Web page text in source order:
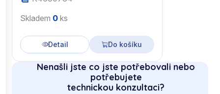
Skladem 0 ks
Detail Do košíku
Nenašli jste co jste potřebovali nebo
potřebujete
technickou konzultaci?